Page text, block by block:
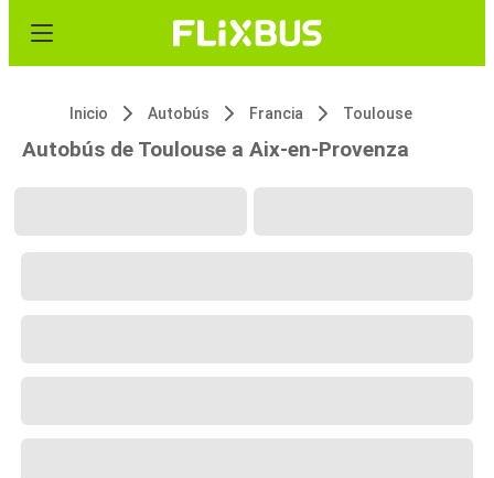
Inicio Autobús Francia Toulouse
Autobús de Toulouse a Aix-en-Provenza